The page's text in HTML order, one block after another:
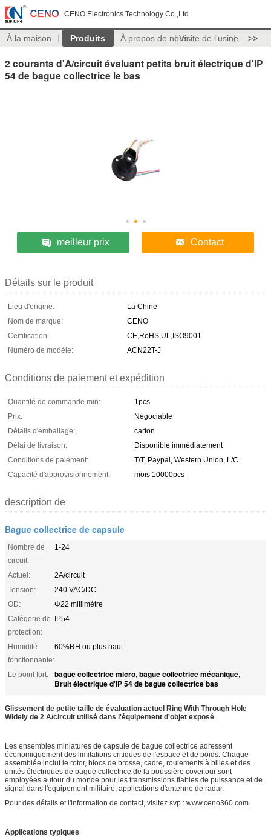
CENO Electronics Technology Co.,Ltd
À la maison Produits À propos de nousVisite de l'usine >>
2 courants d'A/circuit évaluant petits bruit électrique d'IP
54 de bague collectrice le bas
meilleur prix Contact
Détails sur le produit
Lieu d'origine:
La Chine
Nom de marque:
CENO
Certification:
CE,RoHS,UL,ISO9001
Numéro de modèle:
ACN22T-J
Conditions de paiement et expédition
Quantité de commande min:
1pcs
Prix:
Négociable
Détails d'emballage:
carton
Délai de livraison:
Disponible immédiatement
Conditions de paiement:
T/T, Paypal, Western Union, L/C
Capacité d'approvisionnement:
mois 10000pcs
description de
Bague collectrice de capsule
Nombre de
circuit:
1-24
Actuel:
2A/circuit
Tension:
240 VAC/DC
OD:
Φ22 millimètre
Catégorie de
protection:
IP54
Humidité
fonctionnante:
60%RH ou plus haut
Le point fort: bague collectrice micro, bague collectrice mécanique,
Bruit électrique d'IP 54 de bague collectrice bas
Glissement de petite taille de évaluation actuel Ring With Through Hole
Widely de 2 A/circuit utilisé dans l'équipement d'objet exposé
Les ensembles miniatures de capsule de bague collectrice adressent
économiquement des limitations critiques de l'espace et de poids. Chaque
assemblée inclut le rotor, blocs de brosse, cadre, roulements à billes et des
unités électriques de bague collectrice de la poussière cover.our sont
employées autour du monde pour les transmissions fiables de puissance et de
signal dans l'équipement militaire, applications d'antenne de radar.
Pour des détails et l'information de contact, visitez svp : www.ceno360.com
Applications typiques